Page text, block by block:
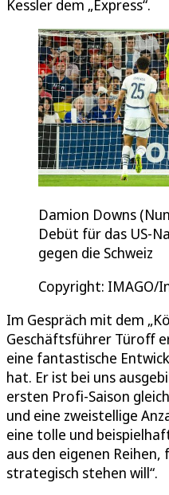
Kessler dem „Express“.
Damion Downs
Debüt für das US-
gegen die Schweiz
Copyright: IMAGO/
Im Gespräch mit dem
Geschäftsführer Türoff
eine fantastische
hat. Er ist bei uns
ersten Profi-Saison
und eine zweistellige
eine tolle und
aus den eigenen Reihen,
strategisch stehen will“.